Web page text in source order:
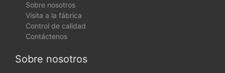
Sobre nosotros
Visita a la fábrica
Control de calidad
Contáctenos
Sobre nosotros